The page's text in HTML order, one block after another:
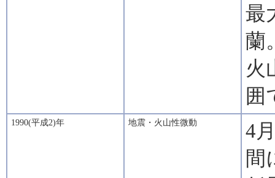
最
蘭
火
囲
1990(平成2)年 地震・火山性微動
4
間